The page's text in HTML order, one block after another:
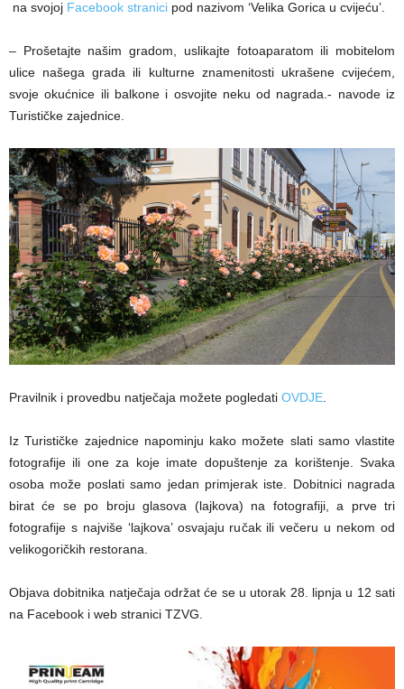
na svojoj Facebook stranici pod nazivom ‘Velika Gorica u cvijeću’.
– Prošetajte našim gradom, uslikajte fotoaparatom ili mobitelom
ulice našega grada ili kulturne znamenitosti ukrašene cvijećem,
svoje okućnice ili balkone i osvojite neku od nagrada.- navode iz
Turističke zajednice.
Pravilnik i provedbu natječaja možete pogledati OVDJE.
Iz Turističke zajednice napominju kako možete slati samo vlastite
fotografije ili one za koje imate dopuštenje za korištenje. Svaka
osoba može poslati samo jedan primjerak iste. Dobitnici nagrada
birat će se po broju glasova (lajkova) na fotografiji, a prve tri
fotografije s najviše ‘lajkova’ osvajaju ručak ili večeru u nekom od
velikogoričkih restorana.
Objava dobitnika natječaja održat će se u utorak 28. lipnja u 12 sati
na Facebook i web stranici TZVG.